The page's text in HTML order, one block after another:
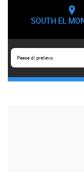
SOUTH EL
Paese di prelievo